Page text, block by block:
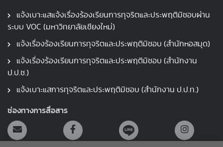
แจ้งเบาะแสแจ้งเรื่องร้องเรียนการทุจริตและประพฤติมิชอบผ่าน
ระบบ VOC (มหาวิทยาลัยเชียงใหม่)
แจ้งเรื่องร้องเรียนการทุจริตและประพฤติมิชอบ (สำนักหอสมุด)
แจ้งเรื่องร้องเรียนการทุจริตและประพฤติมิชอบ (สำนักงาน
ป.ป.ช.)
แจ้งเบาะแสการทุจริตและประพฤติมิชอบ (สำนักงาน ป.ป.ท.)
ช่องทางการสื่อสาร